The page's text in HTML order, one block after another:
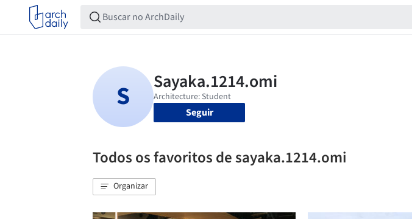
Seguir
Todos os favoritos de sayaka.1214.omi
Organizar